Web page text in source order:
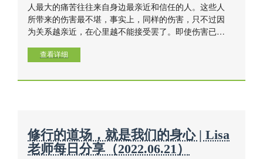
人最大的痛苦往往来自身边最亲近和信任的人。这些人
所带来的伤害最不堪，事实上，同样的伤害，只不过因
为关系越亲近，在心里越不能接受罢了。即使伤害已过
中不能自拔，这无异于是用别人的错误来惩罚自己的一
的是自己的心，看起来是原谅别人，其实是放过自己。
查看详细
修行的道场，就是我们的身心 | Lisa
老师每日分享（2022.06.21）